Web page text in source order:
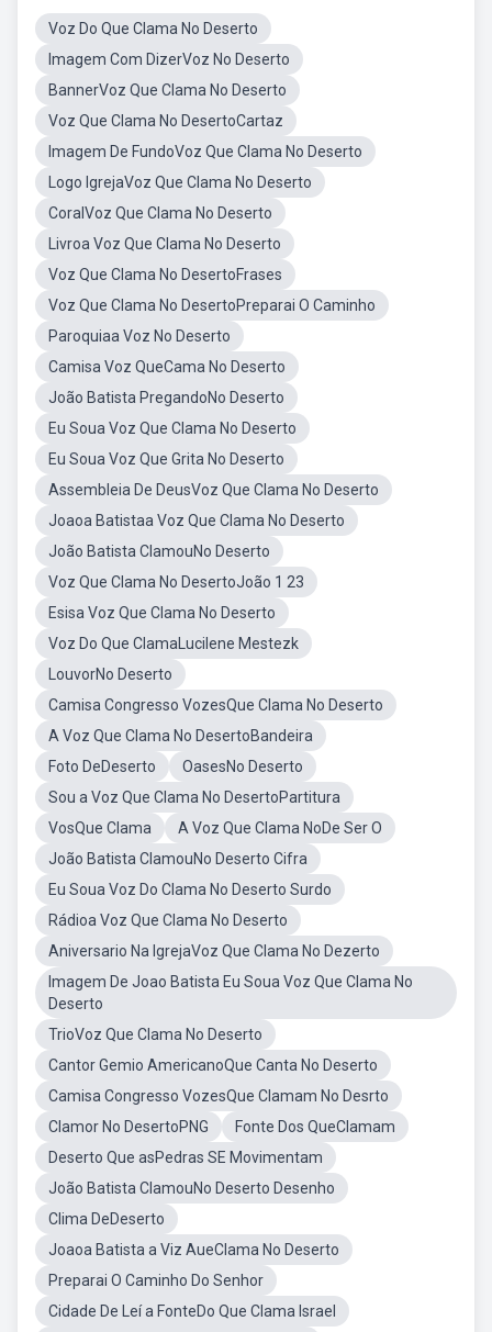
Voz Do Que Clama No Deserto
Imagem Com DizerVoz No Deserto
BannerVoz Que Clama No Deserto
Voz Que Clama No DesertoCartaz
Imagem De FundoVoz Que Clama No Deserto
Logo IgrejaVoz Que Clama No Deserto
CoralVoz Que Clama No Deserto
Livroa Voz Que Clama No Deserto
Voz Que Clama No DesertoFrases
Voz Que Clama No DesertoPreparai O Caminho
Paroquiaa Voz No Deserto
Camisa Voz QueCama No Deserto
João Batista PregandoNo Deserto
Eu Soua Voz Que Clama No Deserto
Eu Soua Voz Que Grita No Deserto
Assembleia De DeusVoz Que Clama No Deserto
Joaoa Batistaa Voz Que Clama No Deserto
João Batista ClamouNo Deserto
Voz Que Clama No DesertoJoão 1 23
Esisa Voz Que Clama No Deserto
Voz Do Que ClamaLucilene Mestezk
LouvorNo Deserto
Camisa Congresso VozesQue Clama No Deserto
A Voz Que Clama No DesertoBandeira
Foto DeDeserto
OasesNo Deserto
Sou a Voz Que Clama No DesertoPartitura
VosQue Clama
A Voz Que Clama NoDe Ser O
João Batista ClamouNo Deserto Cifra
Eu Soua Voz Do Clama No Deserto Surdo
Rádioa Voz Que Clama No Deserto
Aniversario Na IgrejaVoz Que Clama No Dezerto
Imagem De Joao Batista Eu Soua Voz Que Clama No
Deserto
TrioVoz Que Clama No Deserto
Cantor Gemio AmericanoQue Canta No Deserto
Camisa Congresso VozesQue Clamam No Desrto
Clamor No DesertoPNG
Fonte Dos QueClamam
Deserto Que asPedras SE Movimentam
João Batista ClamouNo Deserto Desenho
Clima DeDeserto
Joaoa Batista a Viz AueClama No Deserto
Preparai O Caminho Do Senhor
Cidade De Leí a FonteDo Que Clama Israel